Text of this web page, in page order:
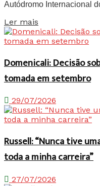
Autódromo Internacional
Ler mais
Domenicali: Decisão
tomada em setembro
29/07/2026
Russell: “Nunca tive
toda a minha carreira”
27/07/2026